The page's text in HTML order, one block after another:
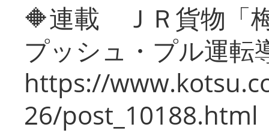
🔶連載 ＪＲ貨物「
プッシュ・プル運転
https://
26/post_10188.html